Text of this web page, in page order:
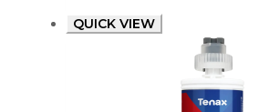
QUICK VIEW